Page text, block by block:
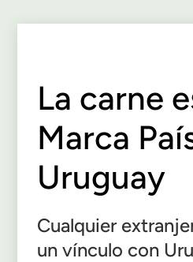
La carne
Marca
Uruguay
Cualquier
un vínculo con